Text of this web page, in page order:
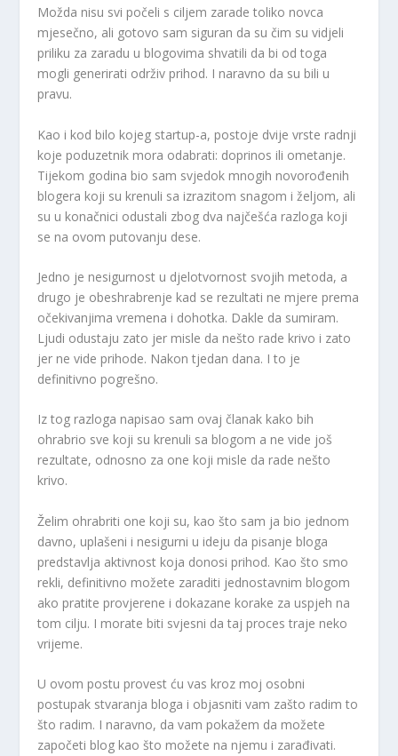
Možda nisu svi počeli s ciljem zarade toliko novca
mjesečno, ali gotovo sam siguran da su čim su vidjeli
priliku za zaradu u blogovima shvatili da bi od toga
mogli generirati održiv prihod. I naravno da su bili u
pravu.
Kao i kod bilo kojeg startup-a, postoje dvije vrste radnji
koje poduzetnik mora odabrati: doprinos ili ometanje.
Tijekom godina bio sam svjedok mnogih novorođenih
blogera koji su krenuli sa izrazitom snagom i željom, ali
su u konačnici odustali zbog dva najčešća razloga koji
se na ovom putovanju dese.
Jedno je nesigurnost u djelotvornost svojih metoda, a
drugo je obeshrabrenje kad se rezultati ne mjere prema
očekivanjima vremena i dohotka. Dakle da sumiram.
Ljudi odustaju zato jer misle da nešto rade krivo i zato
jer ne vide prihode. Nakon tjedan dana. I to je
definitivno pogrešno.
Iz tog razloga napisao sam ovaj članak kako bih
ohrabrio sve koji su krenuli sa blogom a ne vide još
rezultate, odnosno za one koji misle da rade nešto
krivo.
Želim ohrabriti one koji su, kao što sam ja bio jednom
davno, uplašeni i nesigurni u ideju da pisanje bloga
predstavlja aktivnost koja donosi prihod. Kao što smo
rekli, definitivno možete zaraditi jednostavnim blogom
ako pratite provjerene i dokazane korake za uspjeh na
tom cilju. I morate biti svjesni da taj proces traje neko
vrijeme.
U ovom postu provest ću vas kroz moj osobni
postupak stvaranja bloga i objasniti vam zašto radim to
što radim. I naravno, da vam pokažem da možete
započeti blog kao što možete na njemu i zarađivati.